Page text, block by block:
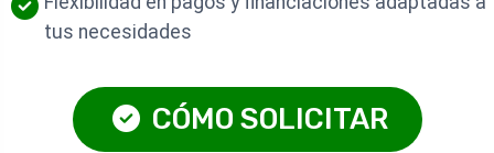
tus necesidades
CÓMO SOLICITAR